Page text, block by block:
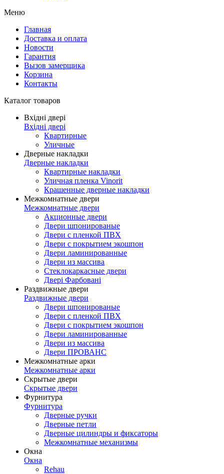
Меню
Главная
Доставка и оплата
Новости
Гарантия
Вызов замерщика
Корзина
Контакты
Каталог товаров
Вхідні двері
Вхідні двері
Квартирные
Уличные
Дверные накладки
Дверные накладки
Квартирные накладки
Уличная пленка Vinorit
Крашенные дверные накладки
Межкомнатные двери
Межкомнатные двери
Акционные двери
Двери шпонированые
Двери с пленкой ПВХ
Двери с покрытием экошпон
Двери ламинированные
Двери из массива
Стеклокаркасные двери
Двері Фарбовані
Раздвижные двери
Раздвижные двери
Двери шпонированые
Двери с пленкой ПВХ
Двери с покрытием экошпон
Двери ламинированные
Двери из массива
Двери ПРОВАНС
Межкомнатные арки
Межкомнатные арки
Скрытые двери
Скрытые двери
Фурнитура
Фурнитура
Дверные ручки
Дверные петли
Дверные цилиндры и фиксаторы
Межкомнатные механизмы
Окна
Окна
Rehau